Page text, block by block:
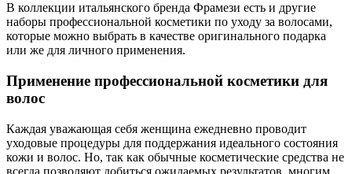
В коллекции итальянского бренда Фрамези есть и другие
наборы профессиональной косметики по уходу за волосами,
которые можно выбрать в качестве оригинального подарка
или же для личного применения.
Применение профессиональной косметики для
волос
Каждая уважающая себя женщина ежедневно проводит
уходовые процедуры для поддержания идеального состояния
кожи и волос. Но, так как обычные косметические средства не
всегда позволяют добиться ожидаемых результатов, многим